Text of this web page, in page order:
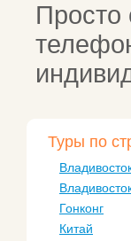
Просто
Туры по
Гонконг
Китай